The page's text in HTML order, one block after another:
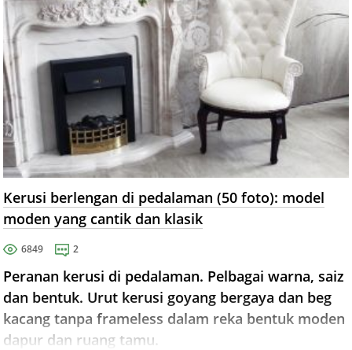
Kerusi berlengan di pedalaman (50 foto): model
moden yang cantik dan klasik
6849 2
Peranan kerusi di pedalaman. Pelbagai warna, saiz
dan bentuk. Urut kerusi goyang bergaya dan beg
kacang tanpa frameless dalam reka bentuk moden
dapur dan ruang tamu.